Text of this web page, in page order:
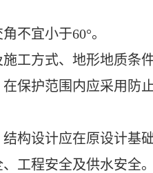
不宜小于60°。
工方式、地形地质条
保护范围内应采用防
结构设计应在原设计基
工程安全及供水安全。